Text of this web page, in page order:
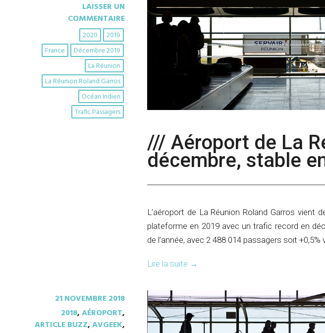
LAISSER UN
COMMENTAIRE
2019
2020
Décembre 2019
France
La Réunion
La Réunion Roland Garros
Océan Indien
Trafic Passagers
/// Aéroport de La
décembre, stable
L’aéroport de La Réunion Roland Garros vient
plateforme en 2019 avec un trafic record en
de l’année, avec 2 488 014 passagers soit +0,5%
Lire la suite →
21 NOVEMBRE 2018
2018,AÉROPORT,
ARTICLE BUZZ,AVGEEK,